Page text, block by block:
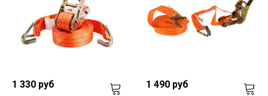
1 330 руб 1 490 руб